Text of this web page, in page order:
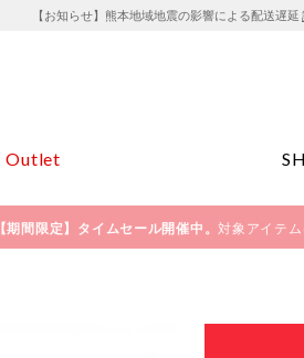
【お知らせ】熊本地域地震の影響による配送遅延
Outlet
【期間限定】タイムセール開催中。対象アイテム